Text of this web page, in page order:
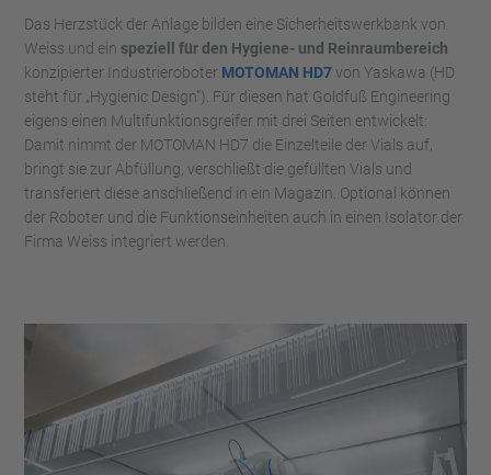
Das Herzstück der Anlage bilden eine Sicherheitswerkbank von
Weiss und ein speziell für den Hygiene- und Reinraumbereich
konzipierter Industrieroboter MOTOMAN HD7von Yaskawa (HD
steht für „Hygienic Design“). Für diesen hat Goldfuß Engineering
eigens einen Multifunktionsgreifer mit drei Seiten entwickelt:
Damit nimmt der MOTOMAN HD7 die Einzelteile der Vials auf,
bringt sie zur Abfüllung, verschließt die gefüllten Vials und
transferiert diese anschließend in ein Magazin. Optional können
der Roboter und die Funktionseinheiten auch in einen Isolator der
Firma Weiss integriert werden.